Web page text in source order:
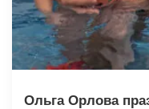
Ольга Орлова